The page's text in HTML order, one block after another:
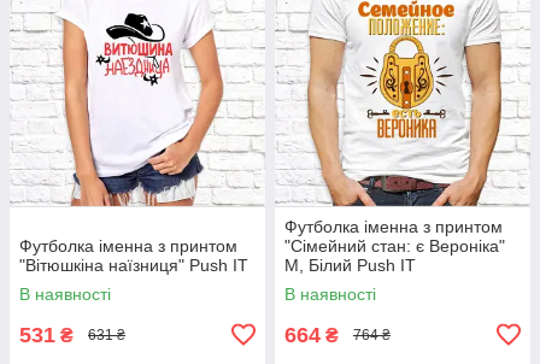
Футболка іменна з принтом
"Вітюшкіна наїзниця" Push IT
В наявності
531 ₴ 631 ₴
Футболка іменна з принтом
"Сімейний стан: є Вероніка"
M, Білий Push IT
В наявності
664 ₴ 764 ₴